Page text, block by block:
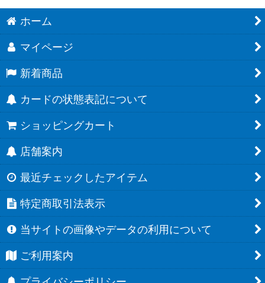
ホーム
マイページ
新着商品
カードの状態表記について
ショッピングカート
店舗案内
最近チェックしたアイテム
特定商取引法表示
当サイトの画像やデータの利用について
ご利用案内